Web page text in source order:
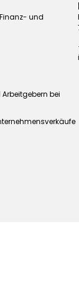
und
bei